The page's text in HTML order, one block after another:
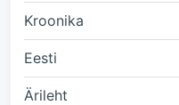
Kroonika
Eesti
Ärileht